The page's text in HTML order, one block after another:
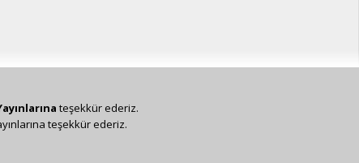
teşekkür ederiz.
teşekkür ederiz.